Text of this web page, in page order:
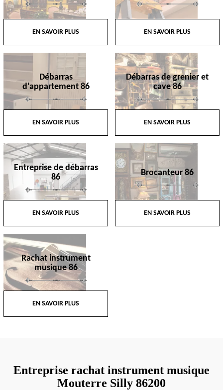
EN SAVOIR PLUS EN SAVOIR PLUS
Débarras
d'appartement 86
EN SAVOIR PLUS
Débarras de grenier et
cave 86
EN SAVOIR PLUS
Entreprise de débarras
86
EN SAVOIR PLUS
Brocanteur 86
EN SAVOIR PLUS
Rachat instrument
musique 86
EN SAVOIR PLUS
Entreprise rachat instrument musique
Mouterre Silly 86200